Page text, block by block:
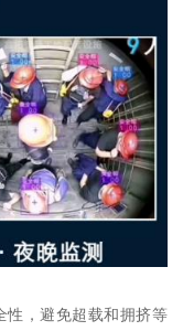
性，避免超载和拥挤等